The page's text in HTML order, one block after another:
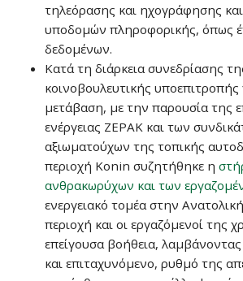
τηλεόρασης και ηχογράφησης
υποδομών πληροφορικής, όπως
δεδομένων.
Κατά τη διάρκεια συνεδρίασης
κοινοβουλευτικής υποεπιτροπής
μετάβαση, με την παρουσία της
ενέργειας ZEPAK και των
αξιωματούχων της τοπικής
περιοχή Konin συζητήθηκε η
ανθρακωρύχων και των
ενεργειακό τομέα στην
περιοχή και οι εργαζόμενοί της
επείγουσα βοήθεια,
και επιταχυνόμενο, ρυθμό της